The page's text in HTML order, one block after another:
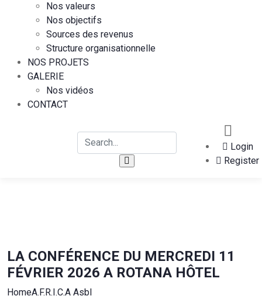
Nos valeurs
Nos objectifs
Sources des revenus
Structure organisationnelle
NOS PROJETS
GALERIE
Nos vidéos
CONTACT
Login
Register
LA CONFÉRENCE DU MERCREDI 11
FÉVRIER 2026 A ROTANA HÔTEL
HomeA.F.R.I.C.A Asbl